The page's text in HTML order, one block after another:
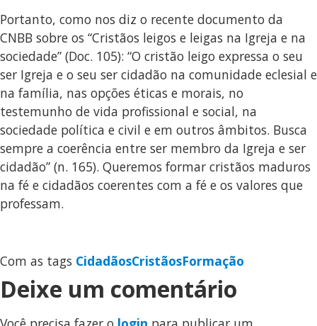
Portanto, como nos diz o recente documento da
CNBB sobre os “Cristãos leigos e leigas na Igreja e na
sociedade” (Doc. 105): “O cristão leigo expressa o seu
ser Igreja e o seu ser cidadão na comunidade eclesial e
na família, nas opções éticas e morais, no
testemunho de vida profissional e social, na
sociedade política e civil e em outros âmbitos. Busca
sempre a coerência entre ser membro da Igreja e ser
cidadão” (n. 165). Queremos formar cristãos maduros
na fé e cidadãos coerentes com a fé e os valores que
professam.
Com as tags CidadãosCristãosFormação
Deixe um comentário